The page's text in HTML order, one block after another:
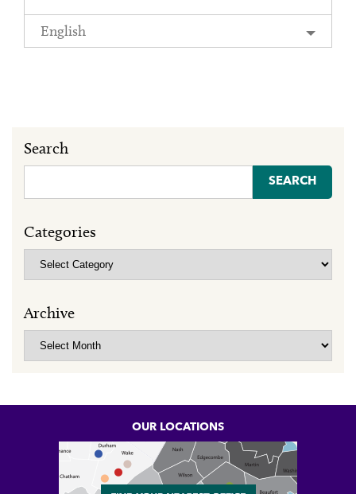
English
Search
for:
Categories
Categories
Archive
Archive
OUR LOCATIONS